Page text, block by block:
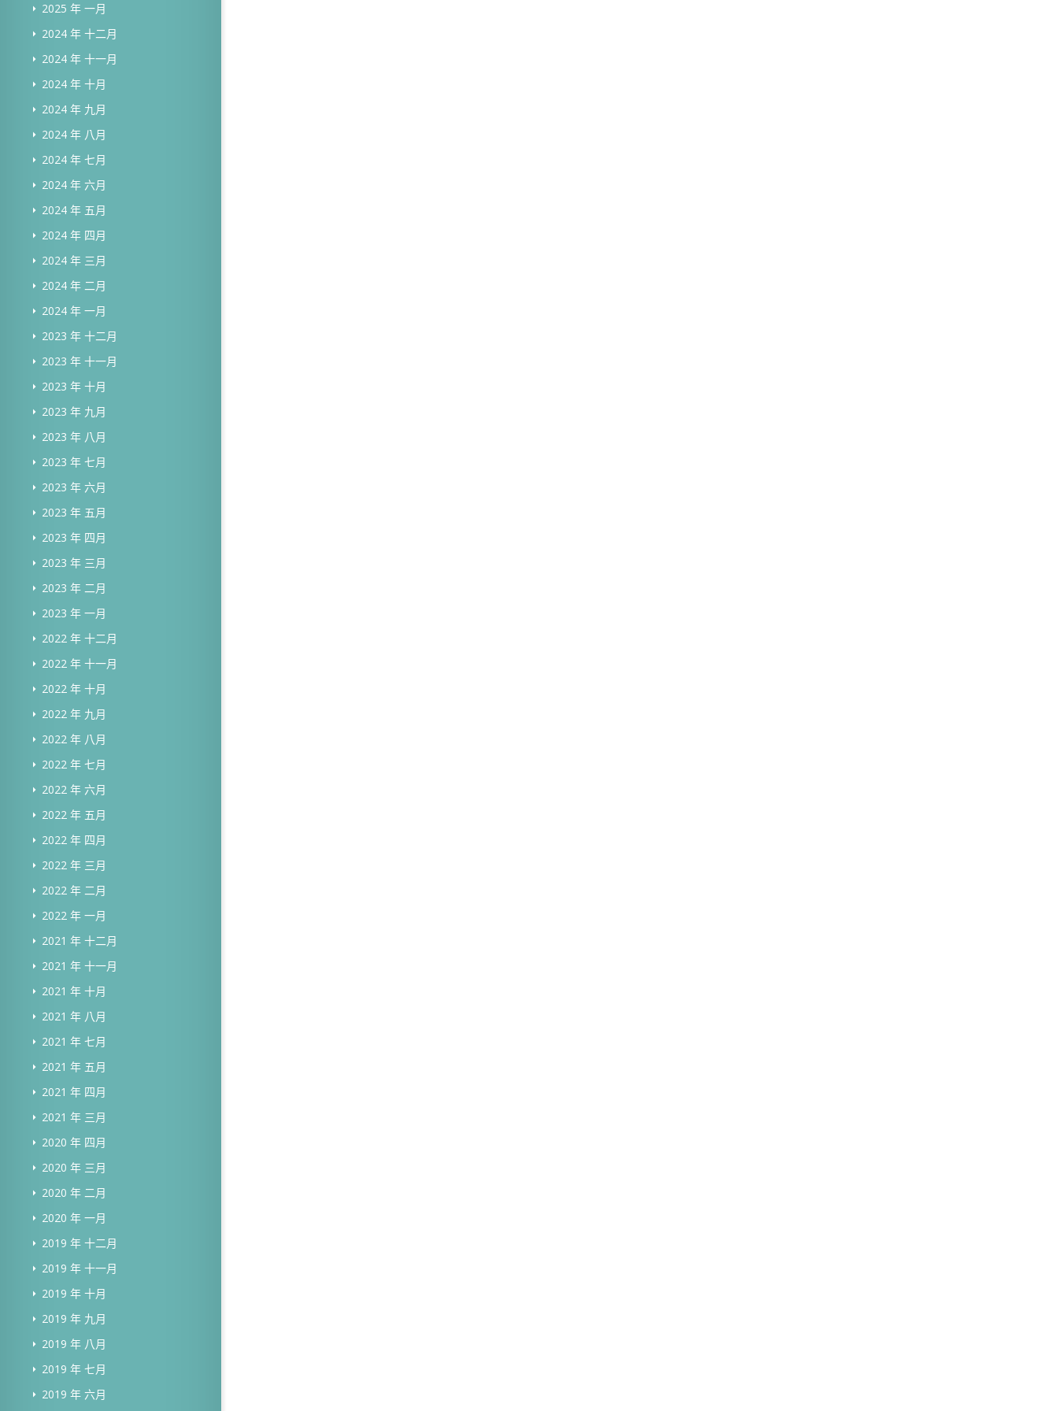
2025 年 一月
2024 年 十二月
2024 年 十一月
2024 年 十月
2024 年 九月
2024 年 八月
2024 年 七月
2024 年 六月
2024 年 五月
2024 年 四月
2024 年 三月
2024 年 二月
2024 年 一月
2023 年 十二月
2023 年 十一月
2023 年 十月
2023 年 九月
2023 年 八月
2023 年 七月
2023 年 六月
2023 年 五月
2023 年 四月
2023 年 三月
2023 年 二月
2023 年 一月
2022 年 十二月
2022 年 十一月
2022 年 十月
2022 年 九月
2022 年 八月
2022 年 七月
2022 年 六月
2022 年 五月
2022 年 四月
2022 年 三月
2022 年 二月
2022 年 一月
2021 年 十二月
2021 年 十一月
2021 年 十月
2021 年 八月
2021 年 七月
2021 年 五月
2021 年 四月
2021 年 三月
2020 年 四月
2020 年 三月
2020 年 二月
2020 年 一月
2019 年 十二月
2019 年 十一月
2019 年 十月
2019 年 九月
2019 年 八月
2019 年 七月
2019 年 六月